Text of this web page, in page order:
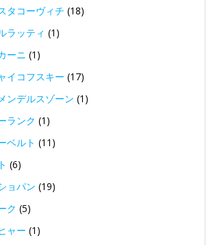
タコーヴィチ (18)
ラッティ (1)
ーニ (1)
イコフスキー (17)
ンデルスゾーン (1)
ランク (1)
ベルト (11)
(6)
ョパン (19)
ク (5)
ャー (1)